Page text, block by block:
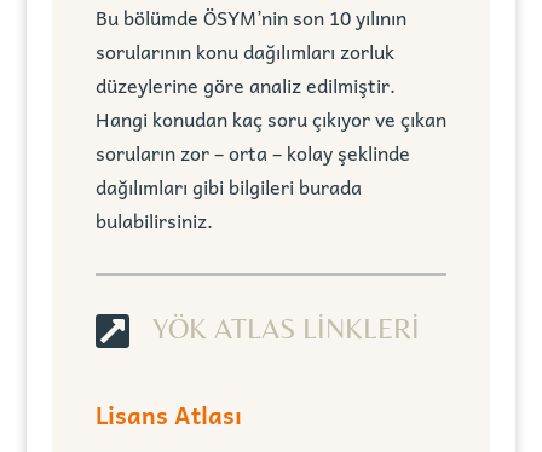
Bu bölümde ÖSYM’nin son 10 yılının
sorularının konu dağılımları zorluk
düzeylerine göre analiz edilmiştir.
Hangi konudan kaç soru çıkıyor ve çıkan
soruların zor – orta – kolay şeklinde
dağılımları gibi bilgileri burada
bulabilirsiniz.
 YÖK ATLAS LİNKLERİ
Lisans Atlası